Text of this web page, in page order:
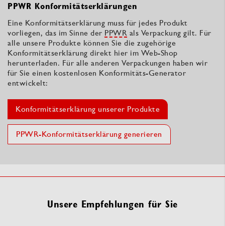
PPWR Konformitätserklärungen
Eine Konformitätserklärung muss für jedes Produkt
vorliegen, das im Sinne der PPWR als Verpackung gilt. Für
alle unsere Produkte können Sie die zugehörige
Konformitätserklärung direkt hier im Web-Shop
herunterladen. Für alle anderen Verpackungen haben wir
für Sie einen kostenlosen Konformitäts-Generator
entwickelt:
Konformitätserklärung unserer Produkte
PPWR-Konformitätserklärung generieren
Unsere Empfehlungen für Sie